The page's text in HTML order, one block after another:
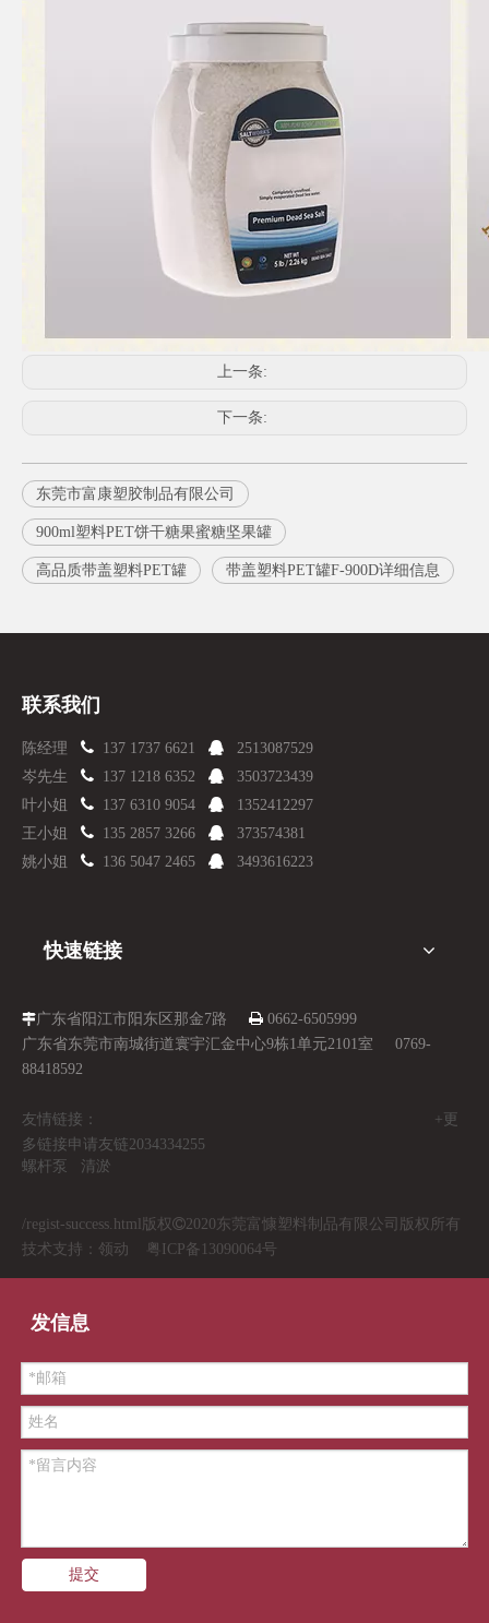
上一条:
下一条:
东莞市富康塑胶制品有限公司
900ml塑料PET饼干糖果蜜糖坚果罐
高品质带盖塑料PET罐 带盖塑料PET罐F-900D详细信息
联系我们
陈经理  137 1737 6621  2513087529
岑先生  137 1218 6352  3503723439
叶小姐  137 6310 9054  1352412297
王小姐  135 2857 3266  373574381
姚小姐  136 5047 2465  3493616223
快速链接
广东省阳江市阳东区那金7路  0662-6505999
广东省东莞市南城街道寰宇汇金中心9栋1单元2101室 0769-
88418592
友情链接： +更
多链接申请友链2034334255
螺杆泵
清淤
/regist-success.html 版权2020东莞富慷塑料制品有限公司版权所有
技术支持： 领动 粤ICP备13090064号
发信息
提交